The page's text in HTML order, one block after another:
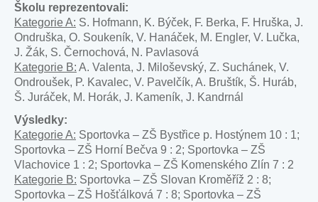
Školu reprezentovali:
Kategorie A: S. Hofmann, K. Býček, F. Berka, F. Hruška, J.
Ondruška, O. Soukeník, V. Hanáček, M. Engler, V. Lučka,
J. Žák, S. Černochová, N. Pavlasová
Kategorie B: A. Valenta, J. Miloševský, Z. Suchánek, V.
Ondroušek, P. Kavalec, V. Pavelčík, A. Bruštík, Š. Huráb,
Š. Juráček, M. Horák, J. Kameník, J. Kandrnál
Výsledky:
Kategorie A: Sportovka – ZŠ Bystřice p. Hostýnem 10 : 1;
Sportovka – ZŠ Horní Bečva 9 : 2; Sportovka – ZŠ
Vlachovice 1 : 2; Sportovka – ZŠ Komenského Zlín 7 : 2
Kategorie B: Sportovka – ZŠ Slovan Kroměříž 2 : 8;
Sportovka – ZŠ Hošťálková 7 : 8; Sportovka – ZŠ